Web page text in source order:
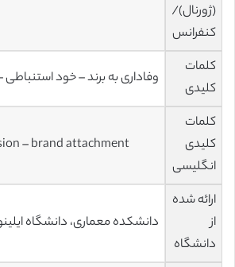
(ژورنال)/
کنفرانس
کلمات
کلیدی
وفاداری به برند – خود
کلمات
کلیدی
انگلیسی
– brand attachment
ارائه شده
از
دانشگاه
دانشکده معماری، دانشگاه